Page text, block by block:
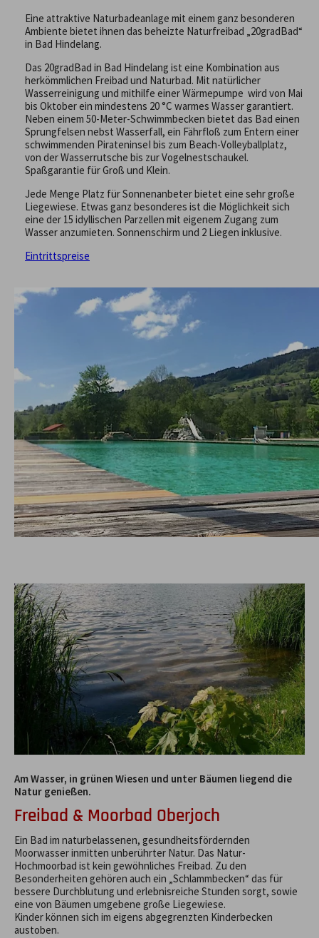
Eine attraktive Naturbadeanlage mit einem ganz besonderen
Ambiente bietet ihnen das beheizte Naturfreibad „20gradBad“
in Bad Hindelang.
Das 20gradBad in Bad Hindelang ist eine Kombination aus
herkömmlichen Freibad und Naturbad. Mit natürlicher
Wasserreinigung und mithilfe einer Wärmepumpe wird von Mai
bis Oktober ein mindestens 20 °C warmes Wasser garantiert.
Neben einem 50-Meter-Schwimmbecken bietet das Bad einen
Sprungfelsen nebst Wasserfall, ein Fährfloß zum Entern einer
schwimmenden PirateninseI bis zum Beach-Volleyballplatz,
von der Wasserrutsche bis zur Vogelnestschaukel.
Spaßgarantie für Groß und Klein.
Jede Menge Platz für Sonnenanbeter bietet eine sehr große
Liegewiese. Etwas ganz besonderes ist die Möglichkeit sich
eine der 15 idyllischen Parzellen mit eigenem Zugang zum
Wasser anzumieten. Sonnenschirm und 2 Liegen inklusive.
Eintrittspreise
Am Wasser, in grünen Wiesen und unter Bäumen liegend die
Natur genießen.
Freibad & Moorbad Oberjoch
Ein Bad im naturbelassenen, gesundheitsfördernden
Moorwasser inmitten unberührter Natur. Das Natur-
Hochmoorbad ist kein gewöhnliches Freibad. Zu den
Besonderheiten gehören auch ein „Schlammbecken“ das für
bessere Durchblutung und erlebnisreiche Stunden sorgt, sowie
eine von Bäumen umgebene große Liegewiese.
Kinder können sich im eigens abgegrenzten Kinderbecken
austoben.